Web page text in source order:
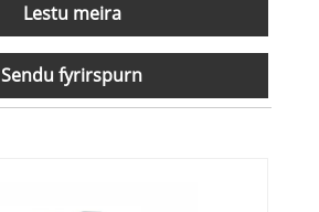
Lestu meira
Sendu fyrirspurn